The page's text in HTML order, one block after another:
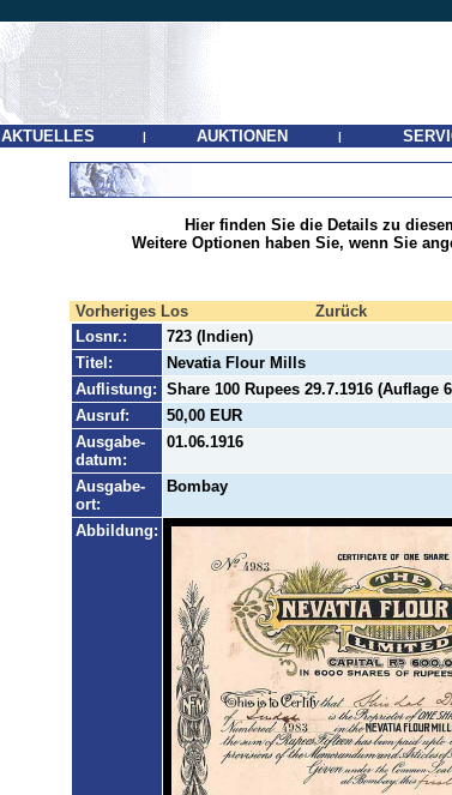
AKTUELLES | AUKTIONEN |
Hier finden Sie die Details zu
Weitere Optionen haben Sie, wenn Sie
Vorheriges Los Zurück
Losnr.:
723 (Indien)
Titel:
Nevatia Flour Mills
Auflistung: Share 100 Rupees 29.7.1916 (Auflage
Ausruf:
50,00 EUR
Ausgabe-
datum:
01.06.1916
Ausgabe-
ort:
Bombay
Abbildung: